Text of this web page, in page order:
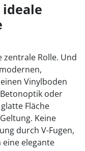
ideale
zentrale Rolle. Und
Vinylboden
oder
Fläche
Keine
durch V-Fugen,
eine elegante